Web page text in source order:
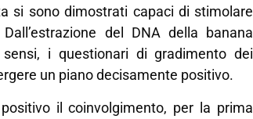
si sono dimostrati capaci di stimolare
del DNA della banana
sensi, i questionari di gradimento dei
un piano decisamente positivo.
il coinvolgimento, per la prima